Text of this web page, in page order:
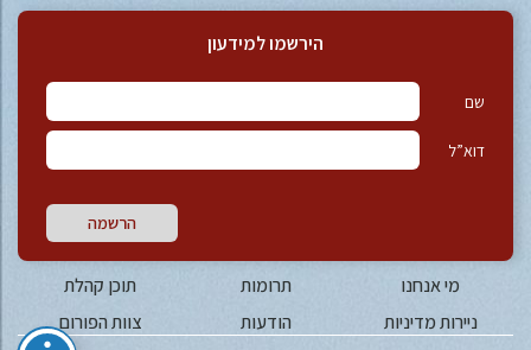
הירשמו למידעון
שם
דוא”ל
הרשמה
מי אנחנו תרומות
תוכן קהלת
ניירות מדיניות
הודעות צוות הפורום